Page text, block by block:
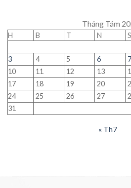
Tháng Tám
H B T N S
3
4 5 6 7
10
11 12 13
17
18 19 20
24
25 26 27
31
« Th7